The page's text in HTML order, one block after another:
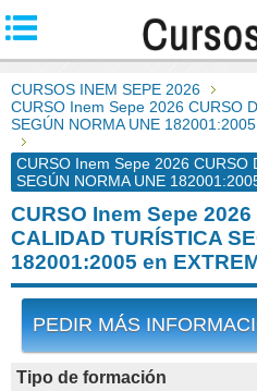
CURSOS INEM SEPE 2026
CURSO Inem Sepe 2026 CURSO
SEGÚN NORMA UNE 182001:2005
CURSO Inem Sepe 2026 CURSO
SEGÚN NORMA UNE
CURSO Inem Sepe 2026
CALIDAD TURÍSTICA
182001:2005 en
PEDIR MÁS
Tipo de formación